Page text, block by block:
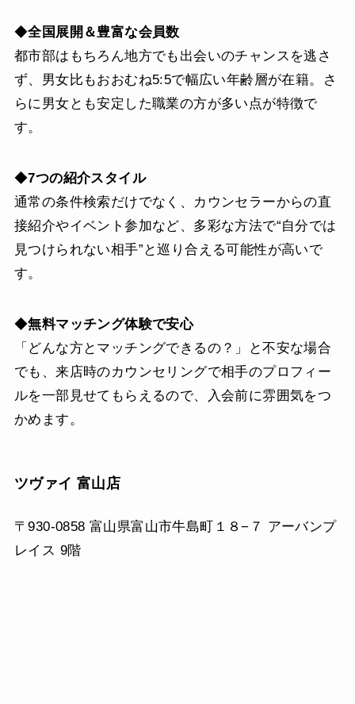
◆全国展開＆豊富な会員数
都市部はもちろん地方でも出会いのチャンスを逃さ
ず、男女比もおおむね5:5で幅広い年齢層が在籍。さ
らに男女とも安定した職業の方が多い点が特徴で
す。
◆7つの紹介スタイル
通常の条件検索だけでなく、カウンセラーからの直
接紹介やイベント参加など、多彩な方法で“自分では
見つけられない相手”と巡り合える可能性が高いで
す。
◆無料マッチング体験で安心
「どんな方とマッチングできるの？」と不安な場合
でも、来店時のカウンセリングで相手のプロフィー
ルを一部見せてもらえるので、入会前に雰囲気をつ
かめます。
ツヴァイ 富山店
〒930-0858 富山県富山市牛島町１８−７ アーバンプ
レイス 9階